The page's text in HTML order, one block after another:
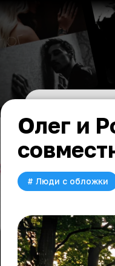
Олег и
# Люди с обложки